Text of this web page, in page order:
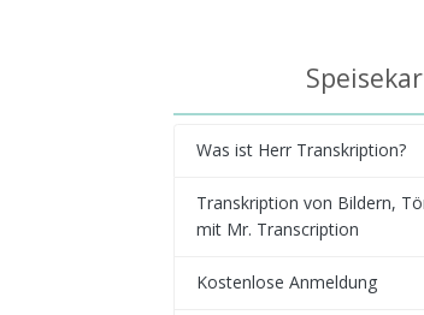
Was ist Herr Transkription?
Transkription von Bildern,
mit Mr. Transcription
Kostenlose Anmeldung